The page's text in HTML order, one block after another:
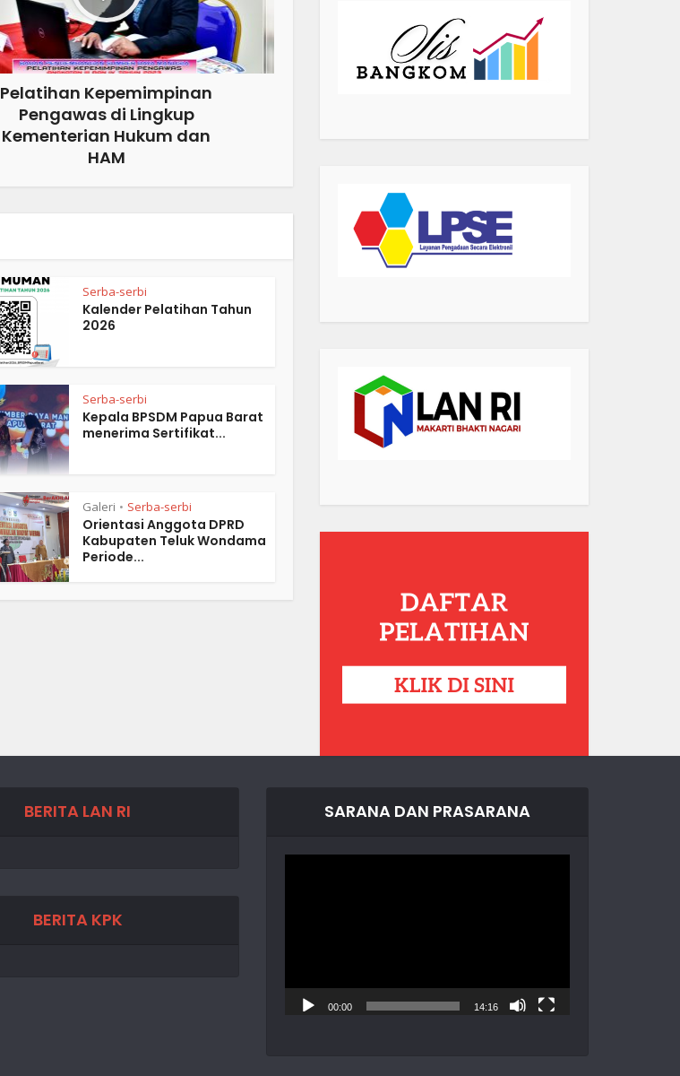
Pelatihan Kepemimpinan
Pengawas di Lingkup
Kementerian Hukum dan
HAM
Serba-serbi
Kalender Pelatihan Tahun
2026
Serba-serbi
Kepala BPSDM Papua Barat
menerima Sertifikat...
Galeri • Serba-serbi
Orientasi Anggota DPRD
Kabupaten Teluk Wondama
Periode...
BERITA LAN RI
BERITA KPK
SARANA DAN PRASARANA
00:00 14:16